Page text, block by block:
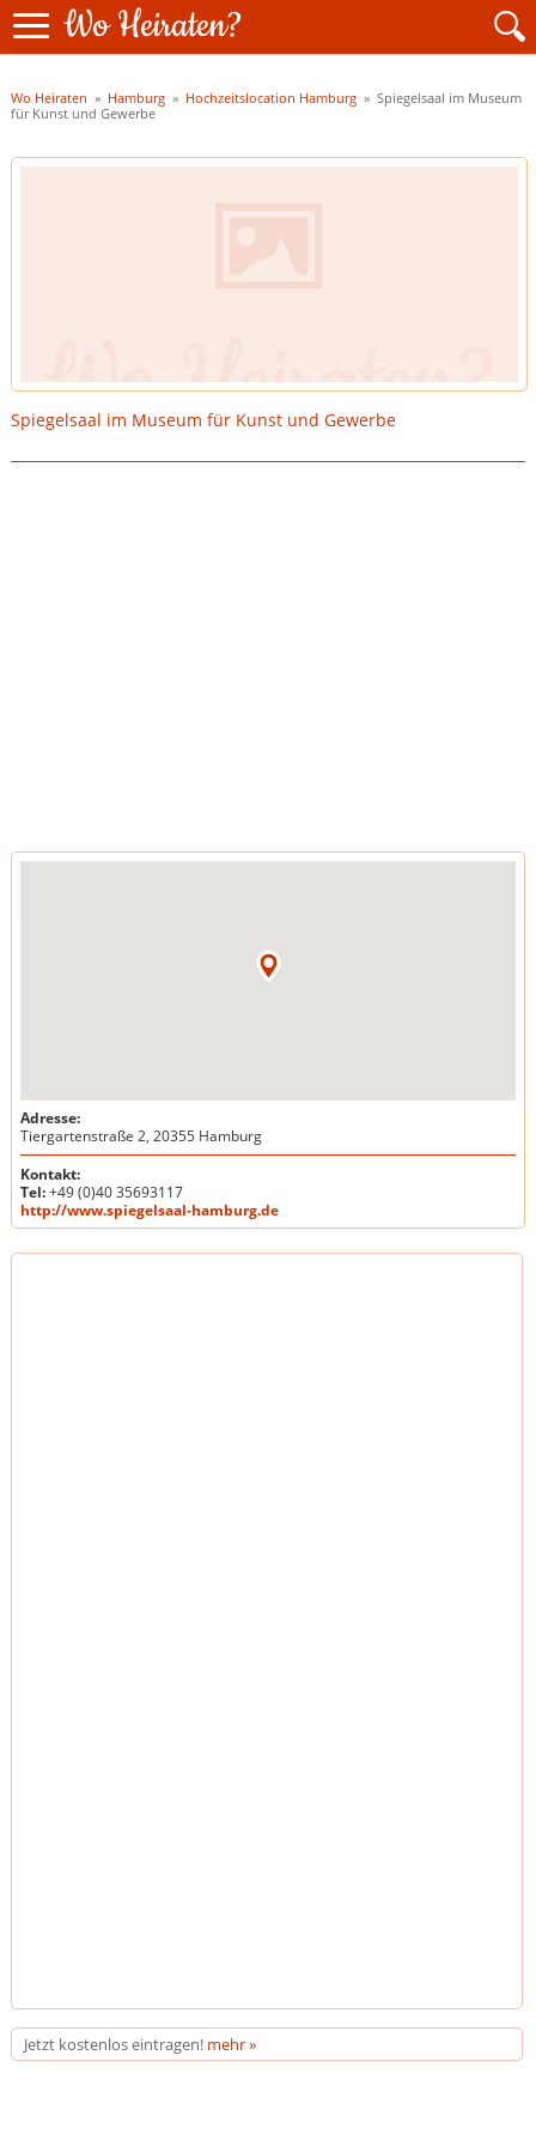
Wo Heiraten?
Wo Heiraten » Hamburg» Hochzeitslocation Hamburg » Spiegelsaal im Museum
für Kunst und Gewerbe
Spiegelsaal im Museum für Kunst und Gewerbe
Adresse:
Tiergartenstraße 2, 20355 Hamburg
Kontakt:
Tel:+49 (0)40 35693117
http://www.spiegelsaal-hamburg.de
Jetzt kostenlos eintragen! mehr »